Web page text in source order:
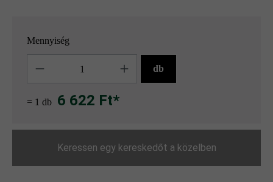
Mennyiség
db
= 1 db 6 622 Ft*
Keressen egy kereskedőt a közelben